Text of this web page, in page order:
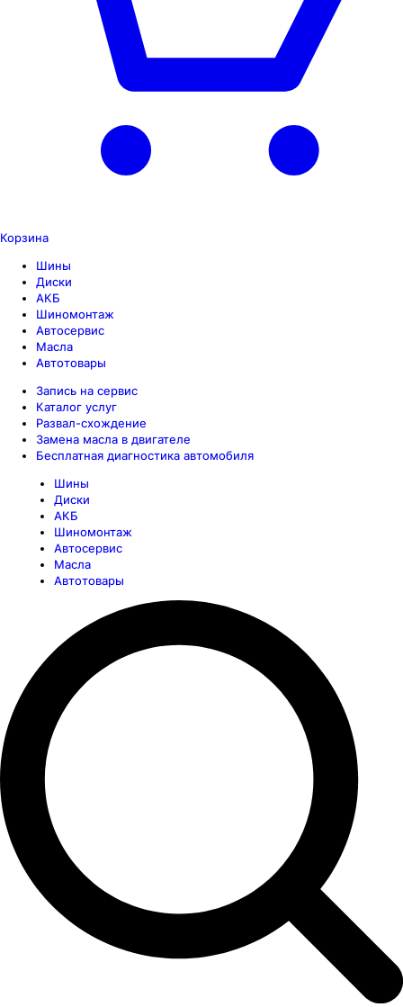
Корзина
Шины
Диски
АКБ
Шиномонтаж
Автосервис
Масла
Автотовары
Запись на сервис
Каталог услуг
Развал-схождение
Замена масла в двигателе
Бесплатная диагностика автомобиля
Шины
Диски
АКБ
Шиномонтаж
Автосервис
Масла
Автотовары